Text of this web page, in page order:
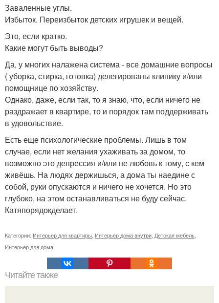
Заваленные углы.
Избыток. Переизбыток детских игрушек и вещей.
Это, если кратко.
Какие могут быть выводы?
Да, у многих налажена система - все домашние вопросы
( уборка, стирка, готовка) делегированы клинику и/или
помощнице по хозяйству.
Однако, даже, если так, то я знаю, что, если ничего не
раздражает в квартире, то и порядок там поддерживать
в удовольствие.
Есть еще психологические проблемы. Лишь в том
случае, если нет желания ухаживать за домом, то
возможно это депрессия и/или не любовь к тому, с кем
живёшь. На людях держишься, а дома ты наедине с
собой, руки опускаются и ничего не хочется. Но это
глубоко, на этом останавливаться не буду сейчас.
Катяпорядокделает.
Категории: Интерьер для квартиры Интерьер дома внутри Детская мебель
Интерьер для дома
Читайте также